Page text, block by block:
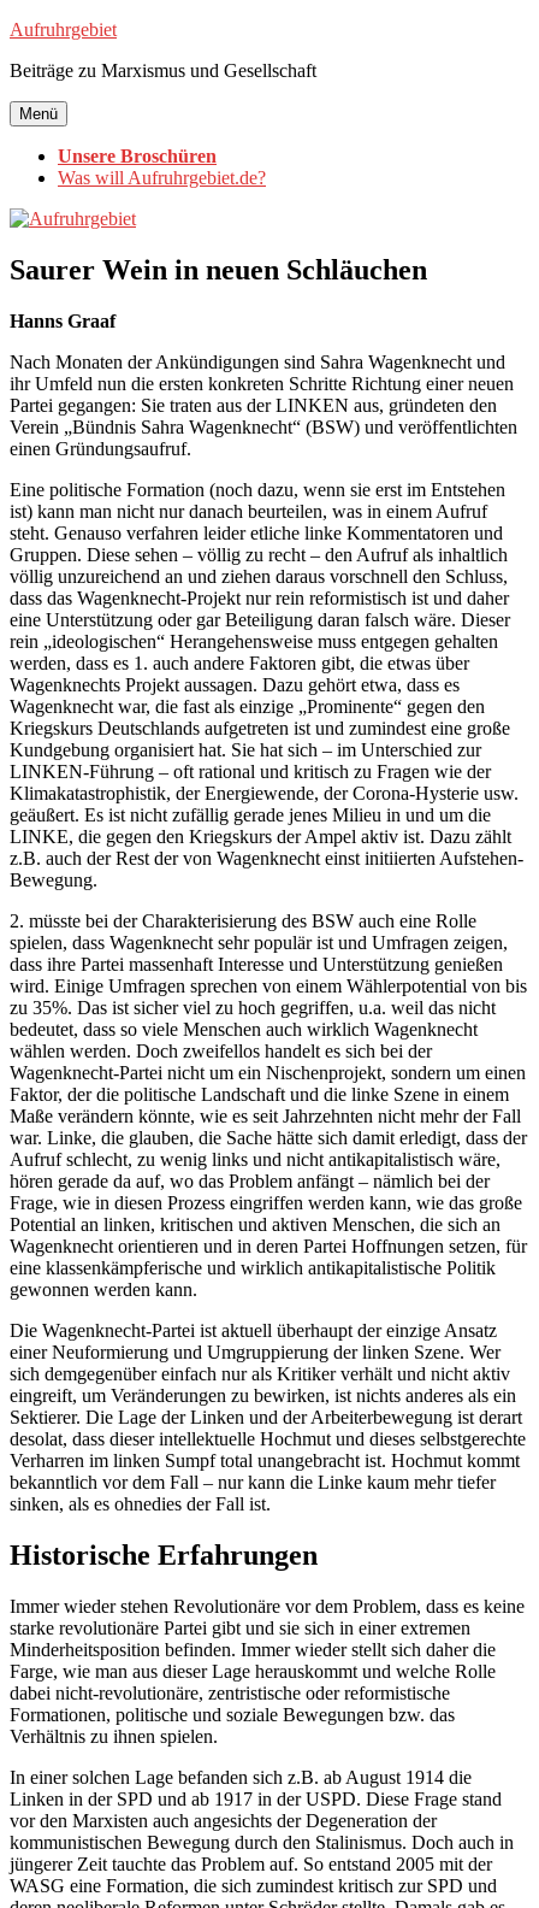
Zum
springen
Aufruhrgebiet
Beiträge zu Marxismus und Gesellschaft
Menü
Unsere Broschüren
Was will Aufruhrgebiet.de?
Saurer Wein in neuen Schläuchen
Hanns Graaf
Nach Monaten der Ankündigungen sind Sahra Wagenknecht und
ihr Umfeld nun die ersten konkreten Schritte Richtung einer neuen
Partei gegangen: Sie traten aus der LINKEN aus, gründeten den
Verein „Bündnis Sahra Wagenknecht“ (BSW) und veröffentlichten
einen Gründungsaufruf.
Eine politische Formation (noch dazu, wenn sie erst im Entstehen
ist) kann man nicht nur danach beurteilen, was in einem Aufruf
steht. Genauso verfahren leider etliche linke Kommentatoren und
Gruppen. Diese sehen – völlig zu recht – den Aufruf als inhaltlich
völlig unzureichend an und ziehen daraus vorschnell den Schluss,
dass das Wagenknecht-Projekt nur rein reformistisch ist und daher
eine Unterstützung oder gar Beteiligung daran falsch wäre. Dieser
rein „ideologischen“ Herangehensweise muss entgegen gehalten
werden, dass es 1. auch andere Faktoren gibt, die etwas über
Wagenknechts Projekt aussagen. Dazu gehört etwa, dass es
Wagenknecht war, die fast als einzige „Prominente“ gegen den
Kriegskurs Deutschlands aufgetreten ist und zumindest eine große
Kundgebung organisiert hat. Sie hat sich – im Unterschied zur
LINKEN-Führung – oft rational und kritisch zu Fragen wie der
Klimakatastrophistik, der Energiewende, der Corona-Hysterie usw.
geäußert. Es ist nicht zufällig gerade jenes Milieu in und um die
LINKE, die gegen den Kriegskurs der Ampel aktiv ist. Dazu zählt
z.B. auch der Rest der von Wagenknecht einst initiierten Aufstehen-
Bewegung.
2. müsste bei der Charakterisierung des BSW auch eine Rolle
spielen, dass Wagenknecht sehr populär ist und Umfragen zeigen,
dass ihre Partei massenhaft Interesse und Unterstützung genießen
wird. Einige Umfragen sprechen von einem Wählerpotential von bis
zu 35%. Das ist sicher viel zu hoch gegriffen, u.a. weil das nicht
bedeutet, dass so viele Menschen auch wirklich Wagenknecht
wählen werden. Doch zweifellos handelt es sich bei der
Wagenknecht-Partei nicht um ein Nischenprojekt, sondern um einen
Faktor, der die politische Landschaft und die linke Szene in einem
Maße verändern könnte, wie es seit Jahrzehnten nicht mehr der Fall
war. Linke, die glauben, die Sache hätte sich damit erledigt, dass der
Aufruf schlecht, zu wenig links und nicht antikapitalistisch wäre,
hören gerade da auf, wo das Problem anfängt – nämlich bei der
Frage, wie in diesen Prozess eingriffen werden kann, wie das große
Potential an linken, kritischen und aktiven Menschen, die sich an
Wagenknecht orientieren und in deren Partei Hoffnungen setzen, für
eine klassenkämpferische und wirklich antikapitalistische Politik
gewonnen werden kann.
Die Wagenknecht-Partei ist aktuell überhaupt der einzige Ansatz
einer Neuformierung und Umgruppierung der linken Szene. Wer
sich demgegenüber einfach nur als Kritiker verhält und nicht aktiv
eingreift, um Veränderungen zu bewirken, ist nichts anderes als ein
Sektierer. Die Lage der Linken und der Arbeiterbewegung ist derart
desolat, dass dieser intellektuelle Hochmut und dieses selbstgerechte
Verharren im linken Sumpf total unangebracht ist. Hochmut kommt
bekanntlich vor dem Fall – nur kann die Linke kaum mehr tiefer
sinken, als es ohnedies der Fall ist.
Historische Erfahrungen
Immer wieder stehen Revolutionäre vor dem Problem, dass es keine
starke revolutionäre Partei gibt und sie sich in einer extremen
Minderheitsposition befinden. Immer wieder stellt sich daher die
Farge, wie man aus dieser Lage herauskommt und welche Rolle
dabei nicht-revolutionäre, zentristische oder reformistische
Formationen, politische und soziale Bewegungen bzw. das
Verhältnis zu ihnen spielen.
In einer solchen Lage befanden sich z.B. ab August 1914 die
Linken in der SPD und ab 1917 in der USPD. Diese Frage stand
vor den Marxisten auch angesichts der Degeneration der
kommunistischen Bewegung durch den Stalinismus. Doch auch in
jüngerer Zeit tauchte das Problem auf. So entstand 2005 mit der
WASG eine Formation, die sich zumindest kritisch zur SPD und